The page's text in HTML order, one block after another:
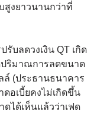
สูงยาวนานกว่าที่
บลดวงเงิน QT เกิด
ริมาณการลดขนาด
ล์ (ประธานธนาคาร
ดอเบี้ยคงไม่เกิดขึ้น
ได้เห็นแล้วว่าเฟด